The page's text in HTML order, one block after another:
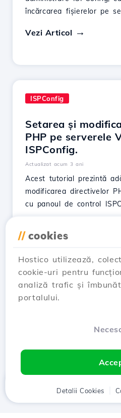
încărcarea fișierelor pe
Vezi Articol
ISPConfig
Setarea și
PHP pe serverele
ISPConfig.
Actualizat acum 3 ani
Acest tutorial prezintă
modificarea directivelor
cu panoul de control
← Prev 1 2
// cookies
Hostico utilizează,
cookie-uri pentru
analiză trafic și
portalului.
Detalii Cookies
Client Coș